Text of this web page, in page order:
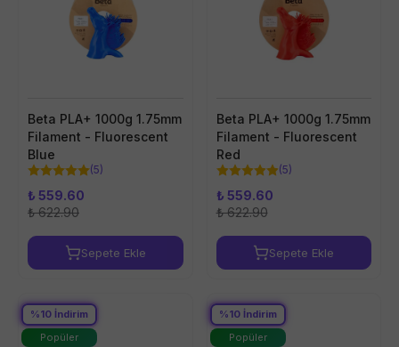
Beta PLA+ 1000g 1.75mm
Filament - Fluorescent
Blue
(5)
₺ 559.60
₺ 622.90
Sepete Ekle
Beta PLA+ 1000g 1.75mm
Filament - Fluorescent
Red
(5)
₺ 559.60
₺ 622.90
Sepete Ekle
%10 İndirim
Popüler
%10İndirim
Popüler